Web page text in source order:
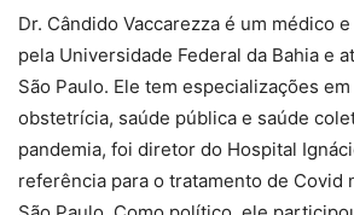
Dr. Cândido Vaccarezza é um médico
pela Universidade Federal da Bahia e
São Paulo. Ele tem especializações
obstetrícia, saúde pública e saúde
pandemia, foi diretor do Hospital
referência para o tratamento de Covid